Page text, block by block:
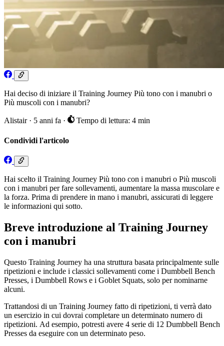
Hai deciso di iniziare il Training Journey Più tono con i manubri o
Più muscoli con i manubri?
Alistair · 5 anni fa · Tempo di lettura: 4 min
Condividi l'articolo
Hai scelto il Training Journey Più tono con i manubri o Più muscoli
con i manubri per fare sollevamenti, aumentare la massa muscolare e
la forza. Prima di prendere in mano i manubri, assicurati di leggere
le informazioni qui sotto.
Breve introduzione al Training Journey
con i manubri
Questo Training Journey ha una struttura basata principalmente sulle
ripetizioni e include i classici sollevamenti come i Dumbbell Bench
Presses, i Dumbbell Rows e i Goblet Squats, solo per nominarne
alcuni.
Trattandosi di un Training Journey fatto di ripetizioni, ti verrà dato
un esercizio in cui dovrai completare un determinato numero di
ripetizioni. Ad esempio, potresti avere 4 serie di 12 Dumbbell Bench
Presses da eseguire con un determinato peso.